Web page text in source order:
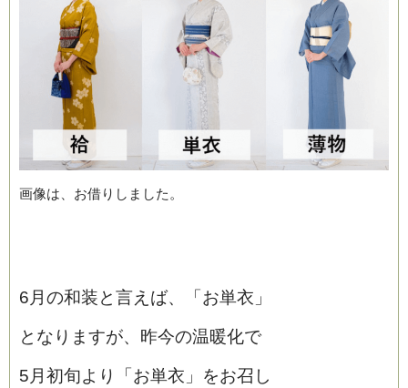
画像は、お借りしました。
6月の和装と言えば、「お単衣」
となりますが、昨今の温暖化で
5月初旬より「お単衣」をお召し